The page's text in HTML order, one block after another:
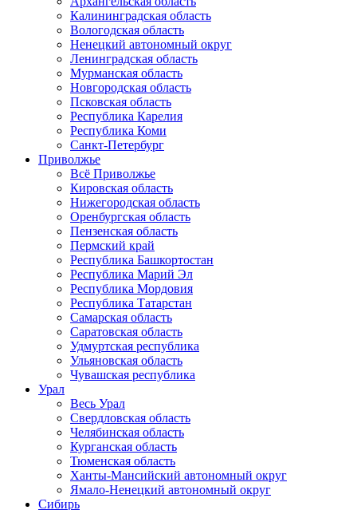
Калининградская область
Вологодская область
Ненецкий автономный округ
Ленинградская область
Мурманская область
Новгородская область
Псковская область
Республика Карелия
Республика Коми
Санкт-Петербург
Приволжье
Всё Приволжье
Кировская область
Нижегородская область
Оренбургская область
Пензенская область
Пермский край
Республика Башкортостан
Республика Марий Эл
Республика Мордовия
Республика Татарстан
Самарская область
Саратовская область
Удмуртская республика
Ульяновская область
Чувашская республика
Урал
Весь Урал
Свердловская область
Челябинская область
Курганская область
Тюменская область
Ханты-Мансийский автономный округ
Ямало-Ненецкий автономный округ
Сибирь